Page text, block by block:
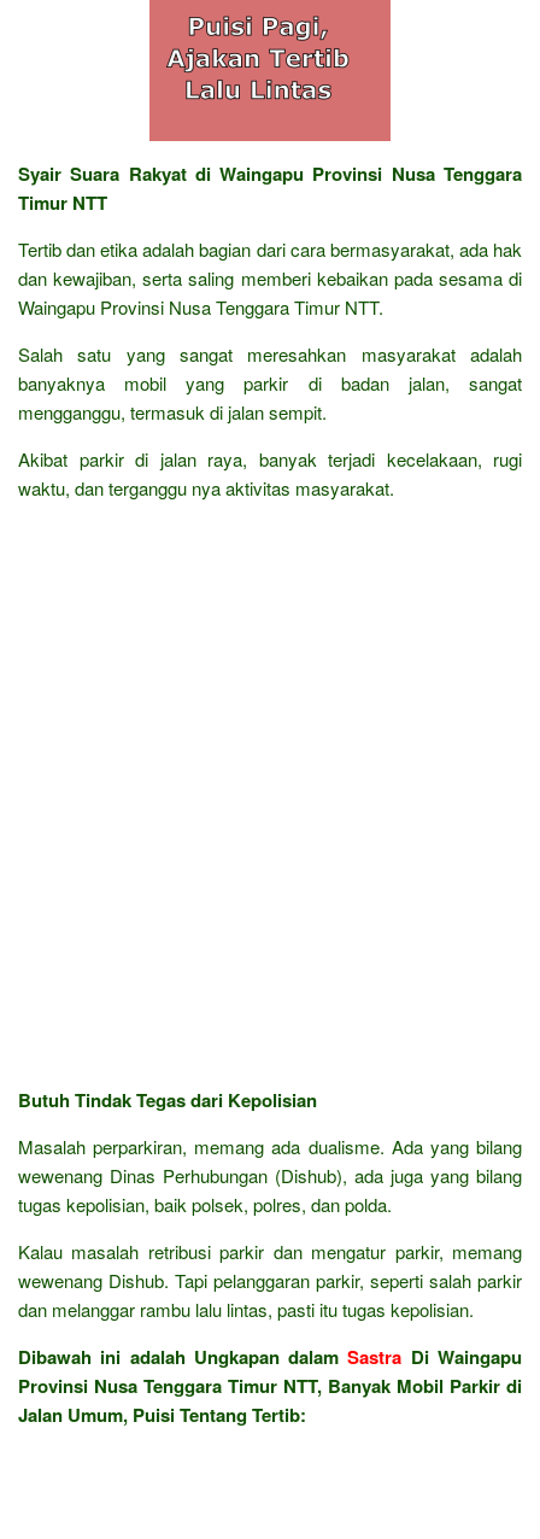
Syair Suara Rakyat di Waingapu Provinsi Nusa Tenggara
Timur NTT
Tertib dan etika adalah bagian dari cara bermasyarakat, ada hak
dan kewajiban, serta saling memberi kebaikan pada sesama di
Waingapu Provinsi Nusa Tenggara Timur NTT.
Salah satu yang sangat meresahkan masyarakat adalah
banyaknya mobil yang parkir di badan jalan, sangat
mengganggu, termasuk di jalan sempit.
Akibat parkir di jalan raya, banyak terjadi kecelakaan, rugi
waktu, dan terganggu nya aktivitas masyarakat.
Butuh Tindak Tegas dari Kepolisian
Masalah perparkiran, memang ada dualisme. Ada yang bilang
wewenang Dinas Perhubungan (Dishub), ada juga yang bilang
tugas kepolisian, baik polsek, polres, dan polda.
Kalau masalah retribusi parkir dan mengatur parkir, memang
wewenang Dishub. Tapi pelanggaran parkir, seperti salah parkir
dan melanggar rambu lalu lintas, pasti itu tugas kepolisian.
Dibawah ini adalah Ungkapan dalamSastra Di Waingapu
Provinsi Nusa Tenggara Timur NTT, Banyak Mobil Parkir di
Jalan Umum, Puisi Tentang Tertib: